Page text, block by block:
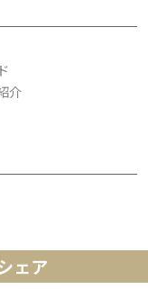
介
ェア